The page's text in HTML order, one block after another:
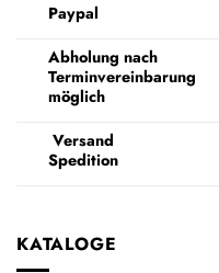
Paypal
Abholung nach
Terminvereinbarung
möglich
Versand
Spedition
KATALOGE